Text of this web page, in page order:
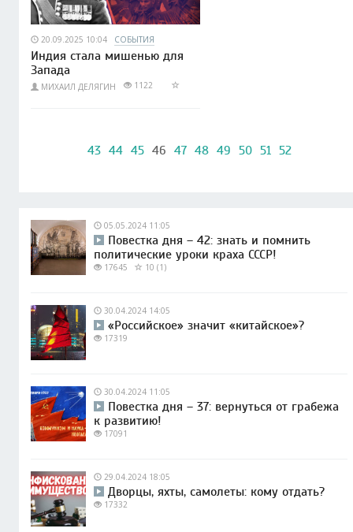
20.09.2025 10:04 СОБЫТИЯ
Индия стала мишенью для
Запада
МИХАИЛ ДЕЛЯГИН 1122
43 44 45 46 47 48 49 50 51 52
05.05.2024 11:05
Повестка дня – 42: знать и помнить
политические уроки краха СССР!
17645 10 (1)
30.04.2024 14:05
«Российское» значит «китайское»?
17319
30.04.2024 11:05
Повестка дня – 37: вернуться от грабежа
к развитию!
17091
29.04.2024 18:05
Дворцы, яхты, самолеты: кому отдать?
17332